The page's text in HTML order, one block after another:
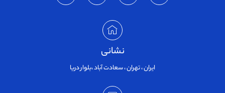
نشانی
ایران ، تهران ، سعادت آباد ،بلوار دریا